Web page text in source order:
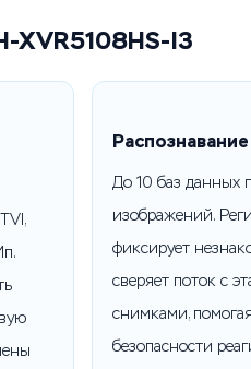
XVR5108HS-I3
До 10 баз данных
изображений.
фиксирует
сверяет поток с
снимками,
безопасности